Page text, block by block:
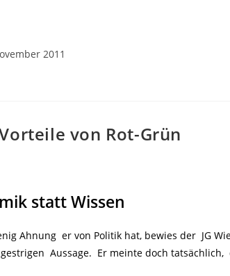
2011
von Rot-Grün
statt Wissen
Ahnung er von Politik hat, bewies der JG
Aussage. Er meinte doch tatsächlich,